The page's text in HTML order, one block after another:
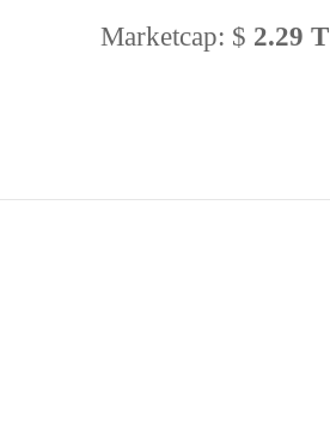
Marketcap: $ 2.29 T